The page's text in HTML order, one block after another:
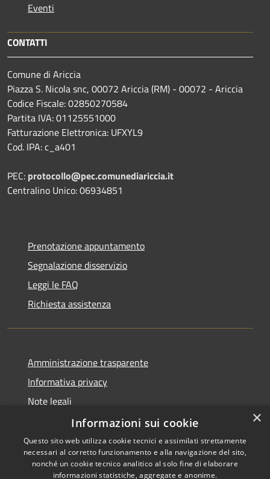
Eventi
CONTATTI
Comune di Ariccia
Piazza S. Nicola snc, 00072 Ariccia (RM) - 00072 - Ariccia
Codice Fiscale: 02850270584
Partita IVA: 01125551000
Fatturazione Elettronica: UFXYL9
Cod. IPA: c_a401
PEC: protocollo@pec.comunediariccia.it
Centralino Unico: 06934851
Prenotazione appuntamento
Segnalazione disservizio
Leggi le FAQ
Richiesta assistenza
Amministrazione trasparente
Informativa privacy
Note legali
Dichiarazione di accessibilità
×
Informazioni sui cookie
Questo sito web utilizza cookie tecnici e assimilati strettamente
necessari al corretto funzionamento e alla navigazione del sito,
nonché un cookie tecnico analitico al solo fine di elaborare
informazioni statistiche, aggregate e anonime.